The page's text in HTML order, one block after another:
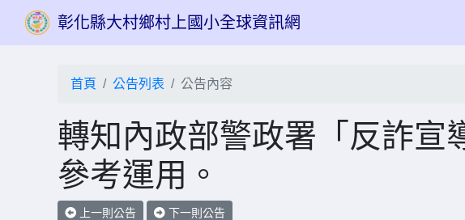
彰化縣大村鄉村上國小全球資訊網
首頁 公告列表 公告內容
轉知內政部警政署「反詐宣
參考運用。
上一則公告 下一則公告